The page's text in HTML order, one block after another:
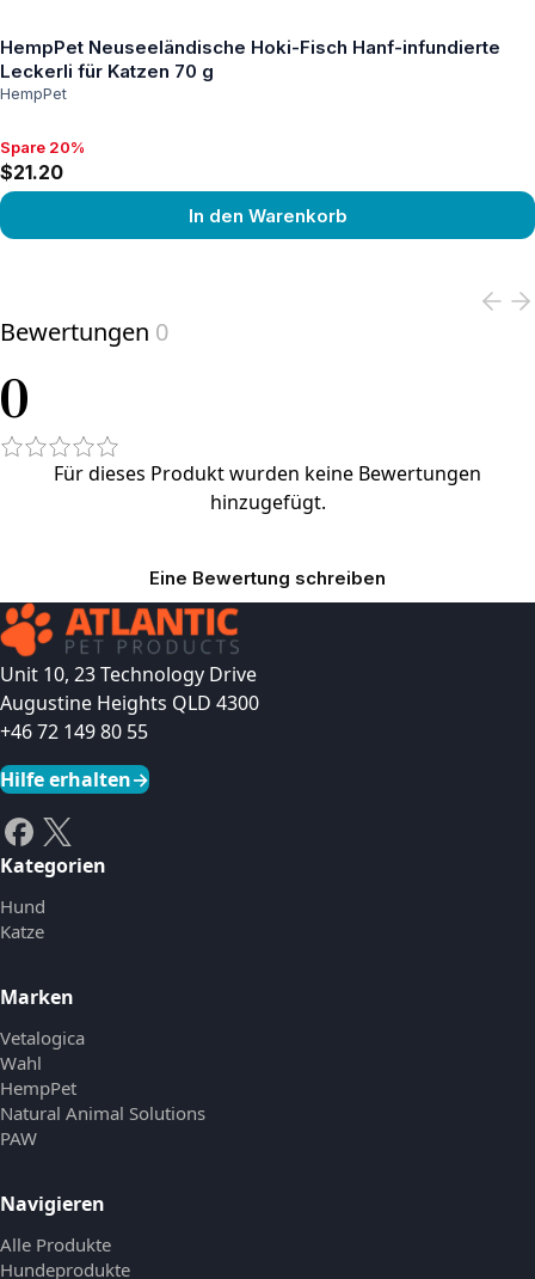
HempPet Neuseeländische Hoki-Fisch Hanf-infundierte
Leckerli für Katzen 70 g
HempPet
Spare 20%, $21.20
Spare 20%
$21.20
In den Warenkorb
Bewertungen 0
0
Für dieses Produkt wurden keine Bewertungen
hinzugefügt.
Eine Bewertung schreiben
Unit 10, 23 Technology Drive
Augustine Heights QLD 4300
+46 72 149 80 55
Hilfe erhalten→
Kategorien
Hund
Katze
Marken
Vetalogica
Wahl
HempPet
Natural Animal Solutions
PAW
Navigieren
Alle Produkte
Hundeprodukte